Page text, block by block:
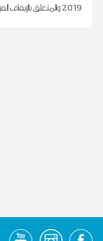
2019 والمتعلق بالإيقاف الفوري لنشاط آخر وحدة لإنتاج ثلاثي الفسفاط الرفيع بمصنع السياب،